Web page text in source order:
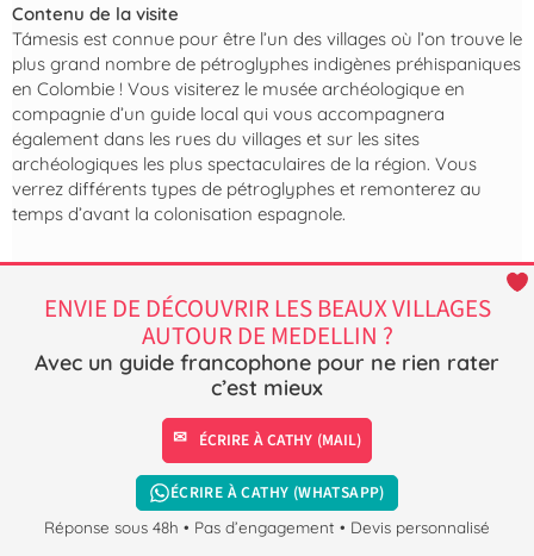
Contenu de la visite
Támesis est connue pour être l’un des villages où l’on trouve le
plus grand nombre de pétroglyphes indigènes préhispaniques
en Colombie ! Vous visiterez le musée archéologique en
compagnie d’un guide local qui vous accompagnera
également dans les rues du villages et sur les sites
archéologiques les plus spectaculaires de la région. Vous
verrez différents types de pétroglyphes et remonterez au
temps d’avant la colonisation espagnole.
ENVIE DE DÉCOUVRIR LES BEAUX VILLAGES
AUTOUR DE MEDELLIN ?
Avec un guide francophone pour ne rien rater
c’est mieux
ÉCRIRE À CATHY (MAIL)
ÉCRIRE À CATHY (WHATSAPP)
Réponse sous 48h • Pas d’engagement • Devis personnalisé